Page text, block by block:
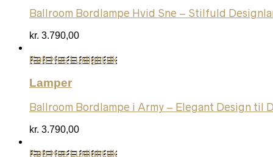
Ballroom Bordlampe Hvid Sne – Stilfuld
kr. 3.790,00
Køb Hos Luxlight.dk
Lamper
Ballroom Bordlampe i Army – Elegant Design til
kr. 3.790,00
Køb Hos Luxlight.dk